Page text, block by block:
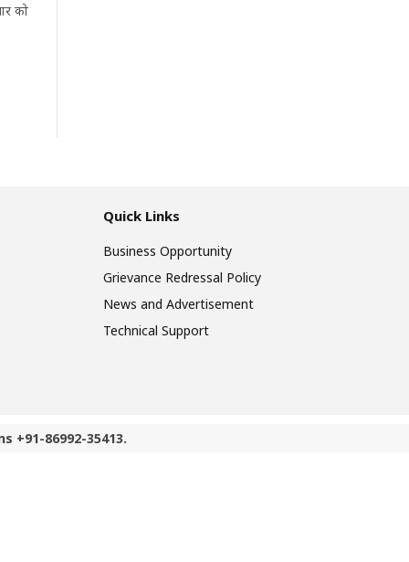
को
Quick Links
Business Opportunity
Grievance Redressal Policy
News and Advertisement
Technical Support
+91-86992-35413.